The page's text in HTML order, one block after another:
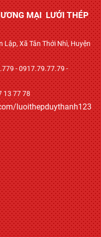
MẠI LƯỚI THÉP
Xã Tân Thới Nhì, Huyện
- 0917.79.77.79 -
13 77 78
luoithepduythanh123